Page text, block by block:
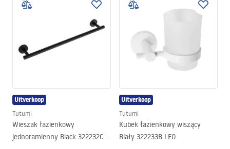
Uitverkoop
Tutumi
Wieszak łazienkowy
jednoramienny Black 322232C
Uitverkoop
Tutumi
Kubek łazienkowy wiszący
Biały 322233B LEO